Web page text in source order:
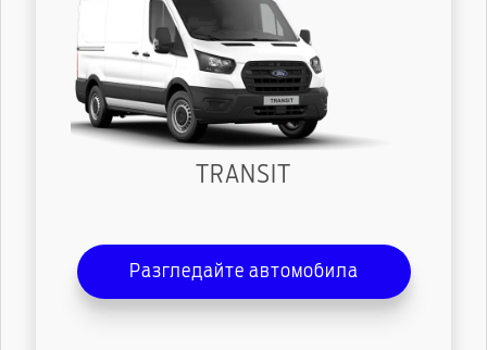
TRANSIT
Разгледайте автомобила